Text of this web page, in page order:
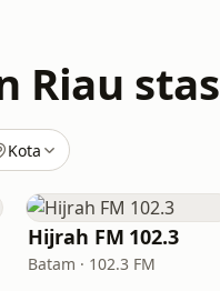
Riau
Kota
Hijrah FM 102.3
Batam · 102.3 FM